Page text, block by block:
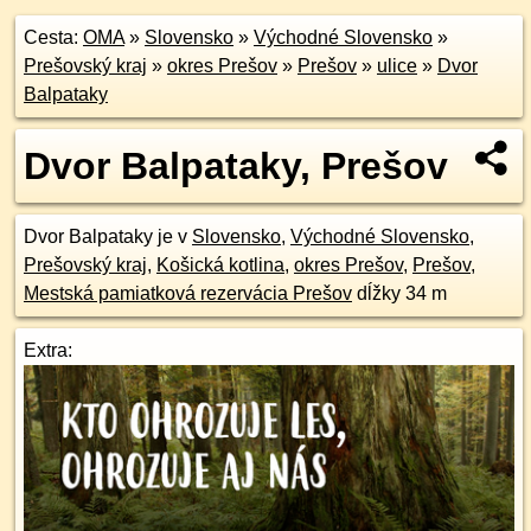
Cesta: OMA» Slovensko » Východné Slovensko »
Prešovský kraj » okres Prešov » Prešov » ulice » Dvor
Balpataky
Dvor Balpataky, Prešov
Dvor Balpataky je v Slovensko, Východné Slovensko,
Prešovský kraj, Košická kotlina, okres Prešov, Prešov,
Mestská pamiatková rezervácia Prešov dĺžky 34 m
Extra: